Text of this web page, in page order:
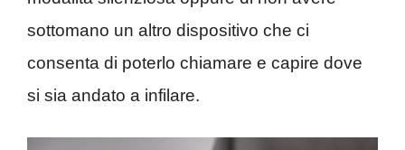
sottomano un altro dispositivo che ci
consenta di poterlo chiamare e capire dove
si sia andato a infilare.